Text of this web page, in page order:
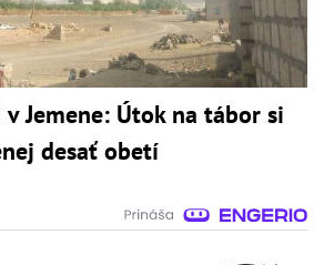
Jemene: Útok na tábor si
desať obetí